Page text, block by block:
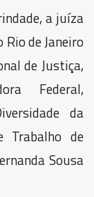
a juíza
de Janeiro
de Justiça,
Federal,
da
Trabalho de
Sousa